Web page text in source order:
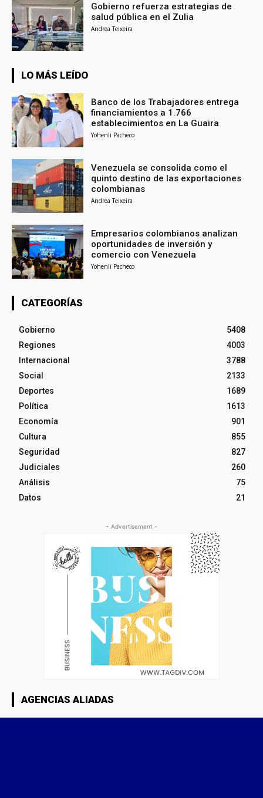
Gobierno refuerza estrategias de
salud pública en el Zulia
Andrea Teixeira
LO MÁS LEÍDO
Banco de los Trabajadores entrega
financiamientos a 1.766
establecimientos en La Guaira
Yohenli Pacheco
Venezuela se consolida como el
quinto destino de las exportaciones
colombianas
Andrea Teixeira
Empresarios colombianos analizan
oportunidades de inversión y
comercio con Venezuela
Yohenli Pacheco
CATEGORÍAS
Gobierno
5408
Regiones
4003
Internacional
3788
Social
2133
Deportes
1689
Política
1613
Economía
901
Cultura
855
Seguridad
827
Judiciales
260
Análisis
75
Datos
21
- Advertisement -
AGENCIAS ALIADAS